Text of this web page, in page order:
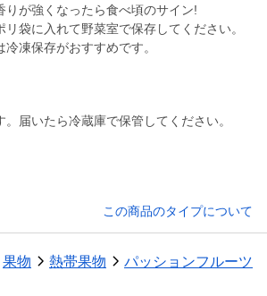
りが強くなったら食べ頃のサイン!
リ袋に入れて野菜室で保存してください。
凍保存がおすすめです。
届いたら冷蔵庫で保管してください。
この商品のタイプについて
果物 熱帯果物 パッションフルーツ